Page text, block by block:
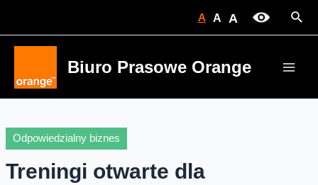
A A A
Biuro Prasowe Orange
Odpowiedzialny biznes
Treningi otwarte dla